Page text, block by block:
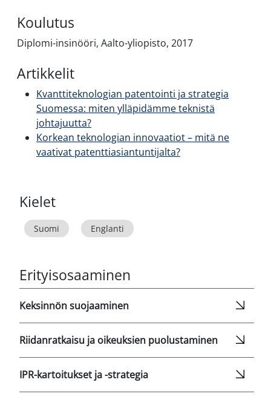
Koulutus
Diplomi-insinööri, Aalto-yliopisto, 2017
Artikkelit
Kvanttiteknologian patentointi ja strategia
Suomessa: miten ylläpidämme teknistä
johtajuutta?
Korkean teknologian innovaatiot – mitä ne
vaativat patenttiasiantuntijalta?
Kielet
Suomi Englanti
Erityisosaaminen
Keksinnön suojaaminen
Riidanratkaisu ja oikeuksien puolustaminen
IPR-kartoitukset ja -strategia